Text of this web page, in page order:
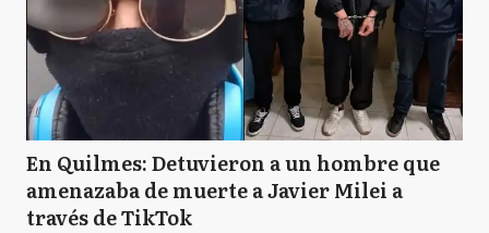
En Quilmes: Detuvieron a un hombre que
amenazaba de muerte a Javier Milei a
través de TikTok